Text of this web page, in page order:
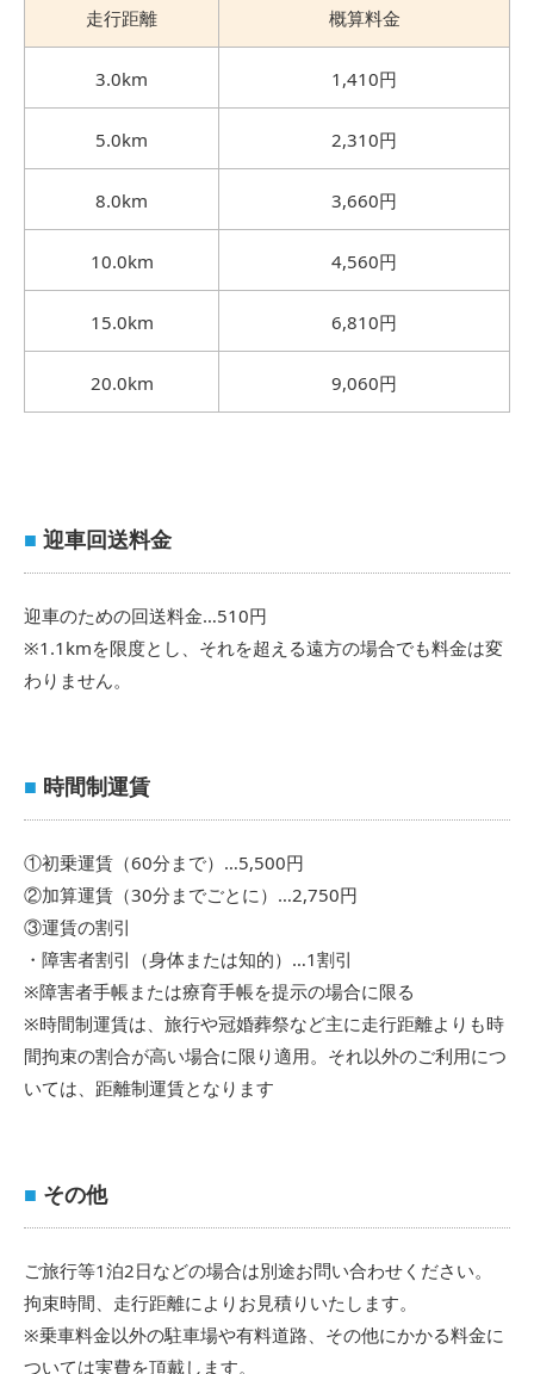
走行距離 概算料金
3.0km 1,410円
5.0km 2,310円
8.0km 3,660円
10.0km 4,560円
15.0km 6,810円
20.0km 9,060円
■ 迎車回送料金
迎車のための回送料金…510円
※1.1kmを限度とし、それを超える遠方の場合でも料金は変
わりません。
■ 時間制運賃
①初乗運賃（60分まで）…5,500円
②加算運賃（30分までごとに）…2,750円
③運賃の割引
・障害者割引（身体または知的）…1割引
※障害者手帳または療育手帳を提示の場合に限る
※時間制運賃は、旅行や冠婚葬祭など主に走行距離よりも時
間拘束の割合が高い場合に限り適用。それ以外のご利用につ
いては、距離制運賃となります
■ その他
ご旅行等1泊2日などの場合は別途お問い合わせください。
拘束時間、走行距離によりお見積りいたします。
※乗車料金以外の駐車場や有料道路、その他にかかる料金に
ついては実費を頂戴します。